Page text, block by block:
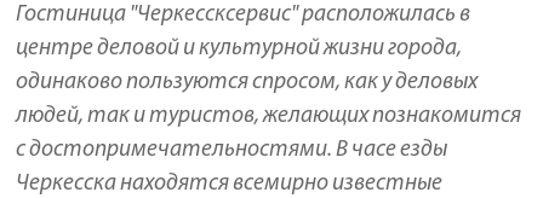
Гостиница "Черкессксервис" расположилась в
центре деловой и культурной жизни города,
одинаково пользуются спросом, как у деловых
людей, так и туристов, желающих познакомится
с достопримечательностями. В часе езды
Черкесска находятся всемирно известные